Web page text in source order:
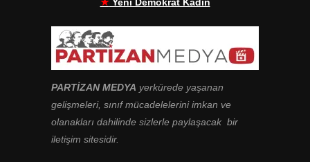
★Yeni Demokrat Kadın
PARTİZAN MEDYA yerkürede yaşanan
gelişmeleri, sınıf mücadelelerini imkan ve
olanakları dahilinde sizlerle paylaşacak bir
iletişim sitesidir.